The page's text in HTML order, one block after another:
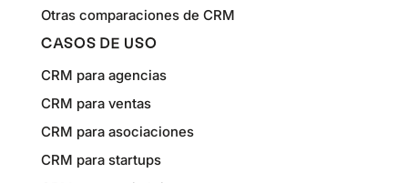
Otras comparaciones de CRM
CASOS DE USO
CRM para agencias
CRM para ventas
CRM para asociaciones
CRM para startups